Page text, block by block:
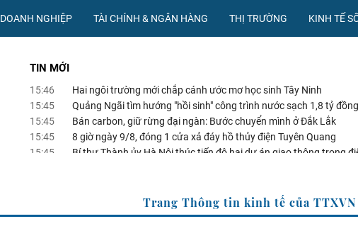
DOANH NGHIỆP TÀI CHÍNH & NGÂN HÀNG THỊ TRƯỜNG KINH TẾ
TIN MỚI
15:46
Hai ngôi trường mới chắp cánh ước mơ học sinh Tây Ninh
15:45
Quảng Ngãi tìm hướng "hồi sinh" công trình nước sạch 1,8 tỷ đồng
15:45
Bán carbon, giữ rừng đại ngàn: Bước chuyển mình ở Đắk Lắk
15:45
8 giờ ngày 9/8, đóng 1 cửa xả đáy hồ thủy điện Tuyên Quang
15:45
Bí thư Thành ủy Hà Nội thúc tiến độ hai dự án giao thông trọng
Trang Thông tin kinh tế của